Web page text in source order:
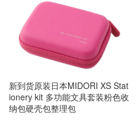
新到货原装日本MIDORI XS Stat
ionery kit 多功能文具套装粉色收
纳包硬壳包整理包